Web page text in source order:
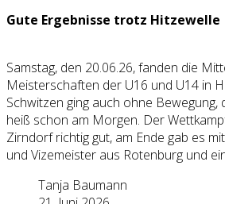
Gute Ergebnisse trotz Hitzewelle
Samstag, den 20.06.26, fanden die
Meisterschaften der U16 und U14 in
Schwitzen ging auch ohne Bewegung,
heiß schon am Morgen. Der
Zirndorf richtig gut, am Ende gab es
und Vizemeister aus Rotenburg und
Tanja Baumann